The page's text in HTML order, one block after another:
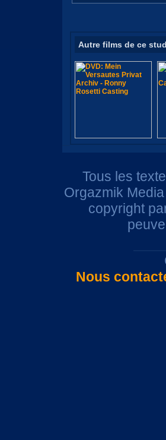
Autre films de ce
Tous les
Orgazmik
copyright
Nous